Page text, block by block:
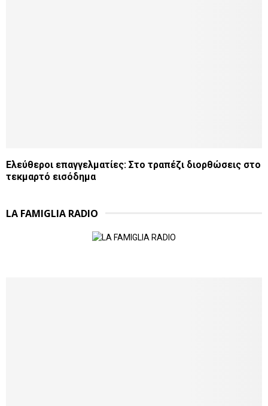
Ελεύθεροι επαγγελματίες: Στο τραπέζι διορθώσεις στο
τεκμαρτό εισόδημα
LA FAMIGLIA RADIO